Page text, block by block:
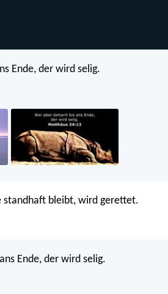
Ende, der wird selig.
standhaft bleibt, wird gerettet.
Ende, der wird selig.